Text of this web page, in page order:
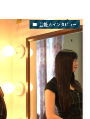
芸能人インタビュー